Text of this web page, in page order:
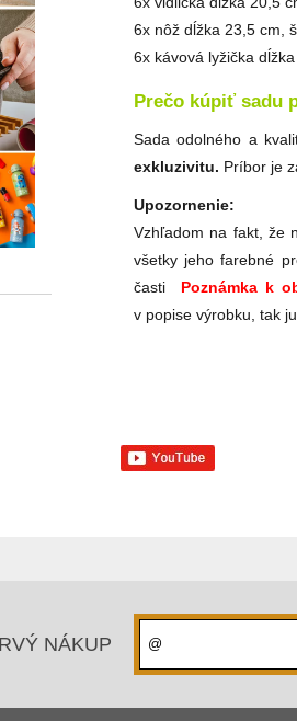
6x nôž dĺžka 23,5 cm,
6x kávová lyžička
Prečo kúpiť sadu
Sada odolného a
exkluzivitu. Príbor je
Upozornenie:
Vzhľadom na fakt, že
všetky jeho farebné
časti Poznámka k
v popise výrobku, tak
NÁKUP